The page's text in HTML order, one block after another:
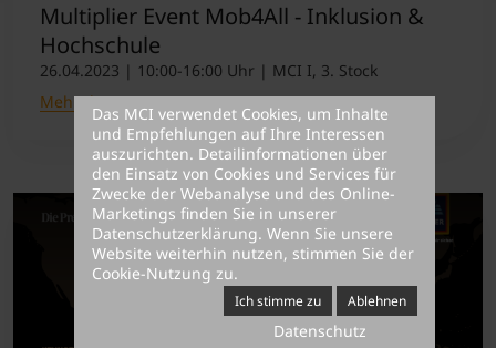
Multiplier Event Mob4All - Inklusion &
Hochschule
26.04.2023 | 10:00-16:00 Uhr | MCI I, 3. Stock
Mehr dazu
Das MCI verwendet Cookies, um Inhalte
und Empfehlungen auf Ihre Interessen
auszurichten. Detailinformationen über
den Einsatz von Cookies und Services für
Zwecke der Webanalyse und des Online-
Marketings finden Sie in unserer
Datenschutzerklärung. Wenn Sie unsere
Website weiterhin nutzen, stimmen Sie der
Cookie-Nutzung zu.
Ich stimme zu Ablehnen
Datenschutz